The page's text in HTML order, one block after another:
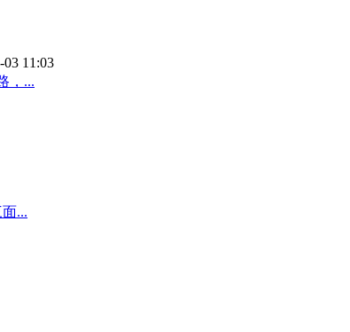
03 11:03
，...
...